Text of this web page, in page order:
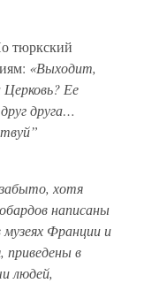
тюркский
«Выходит,
Ее
друга…
хотя
написаны
Франции и
приведены в
людей,